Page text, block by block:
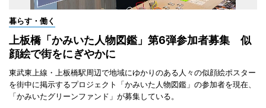
暮らす・働く
上板橋「かみいた人物図鑑」第6弾参加者募集 似
顔絵で街をにぎやかに
東武東上線・上板橋駅周辺で地域にゆかりのある人々の似顔絵ポスター
を街中に掲示するプロジェクト「かみいた人物図鑑」の参加者を現在、
「かみいたグリーンファンド」が募集している。